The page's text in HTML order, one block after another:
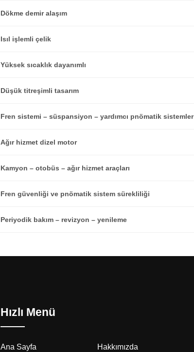
Dökme demir alaşım
Isıl işlemli çelik
Yüksek sıcaklık dayanımlı
Düşük titreşimli tasarım
Fren sistemi – süspansiyon – yardımcı pnömatik sistemler
Ağır hizmet dizel motor
Kamyon – otobüs – ağır hizmet araçları
Fren güvenliği ve pnömatik sistem sürekliliği
Periyodik bakım – revizyon – yenileme
Hızlı Menü
Ana Sayfa Hakkımızda